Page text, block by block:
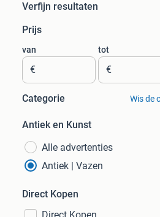
Verfijn resultaten
Prijs
van
€
tot
€
Categorie Wis de
Antiek en Kunst
Alle advertenties
Antiek | Vazen
Direct Kopen